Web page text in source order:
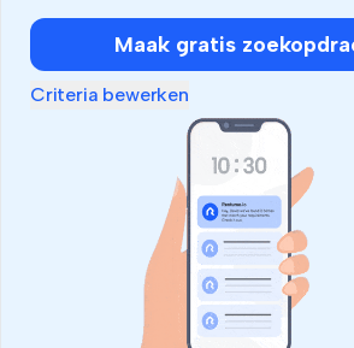
Maak gratis
Criteria bewerken